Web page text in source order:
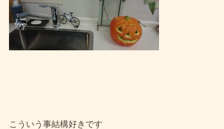
こういう事結構好きです